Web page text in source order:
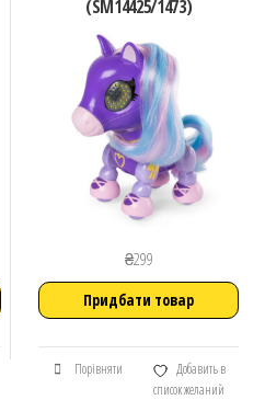
(SM14425/1473)
₴299
Придбати товар
Порівняти
Добавить в
список желаний